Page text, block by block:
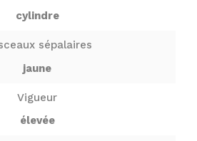
cylindre
sépalaires
jaune
Vigueur
élevée